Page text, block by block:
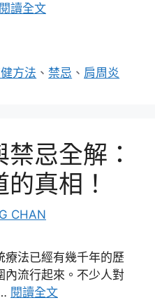
閱讀全文
方法 、禁忌 、 肩周炎
忌全解：
真相！
CHAN
療法已經有幾千年的歷
內流行起來。不少人對
閱讀全文